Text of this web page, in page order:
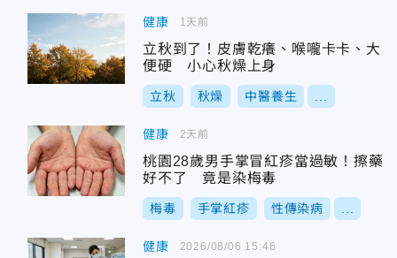
健康
立秋到了！皮膚乾癢、喉嚨卡卡、大
便硬 小心秋燥上身
立秋 秋燥 中醫養生
1天前
健康
桃園28歲男手掌冒紅疹當過敏！擦藥
好不了 竟是染梅毒
梅毒 手掌紅疹 性傳染病
2天前
健康 2026/08/06 15:46